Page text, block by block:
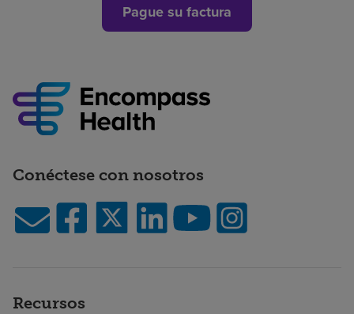
Pague su factura
Conéctese con nosotros
Recursos